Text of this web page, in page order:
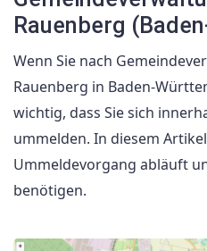
Rauenberg
Wenn Sie nach
Rauenberg in Baden-
wichtig, dass Sie sich
ummelden. In diesem
Ummeldevorgang abläuft
benötigen.